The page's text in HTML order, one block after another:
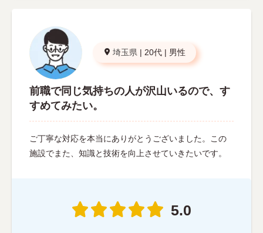
埼玉県 | 20代 | 男性
前職で同じ気持ちの人が沢山いるので、す
すめてみたい。
ご丁寧な対応を本当にありがとうございました。この
施設でまた、知識と技術を向上させていきたいです。
5.0